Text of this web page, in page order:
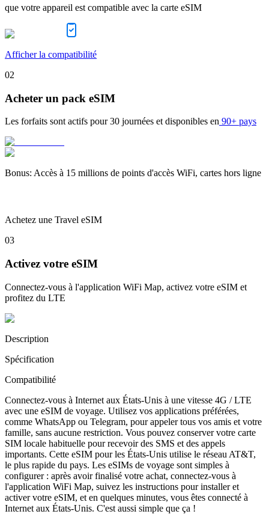
que votre appareil est compatible avec la carte eSIM
Afficher la compatibilité
02
Acheter un pack eSIM
Les forfaits sont actifs pour 30 journées et disponibles en 90+ pays
Bonus: Accès à 15 millions de points d'accès WiFi, cartes hors ligne
Achetez une Travel eSIM
03
Activez votre eSIM
Connectez-vous à l'application WiFi Map, activez votre eSIM et
profitez du LTE
Description
Spécification
Compatibilité
Connectez-vous à Internet aux États-Unis à une vitesse 4G / LTE
avec une eSIM de voyage. Utilisez vos applications préférées,
comme WhatsApp ou Telegram, pour appeler tous vos amis et votre
famille, sans aucune restriction. Vous pouvez conserver votre carte
SIM locale habituelle pour recevoir des SMS et des appels
importants. Cette eSIM pour les États-Unis utilise le réseau AT&T,
le plus rapide du pays. Les eSIMs de voyage sont simples à
configurer : après avoir finalisé votre achat, connectez-vous à
l'application WiFi Map, suivez les instructions pour installer et
activer votre eSIM, et en quelques minutes, vous êtes connecté à
Internet aux États-Unis. C'est aussi simple que ça !